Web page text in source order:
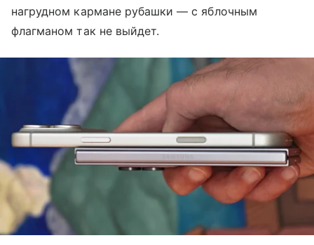
нагрудном кармане рубашки — с яблочным
флагманом так не выйдет.